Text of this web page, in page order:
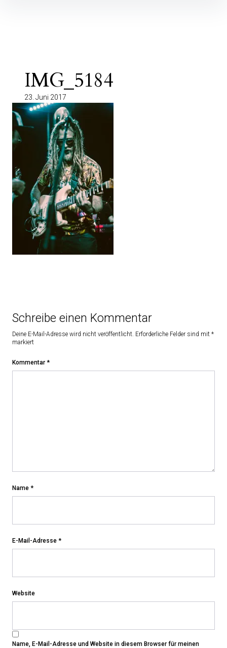
IMG_5184
23. Juni 2017
Schreibe einen Kommentar
Deine E-Mail-Adresse wird nicht veröffentlicht. Erforderliche Felder sind mit *
markiert
Kommentar *
Name *
E-Mail-Adresse *
Website
Name, E-Mail-Adresse und Website in diesem Browser für meinen